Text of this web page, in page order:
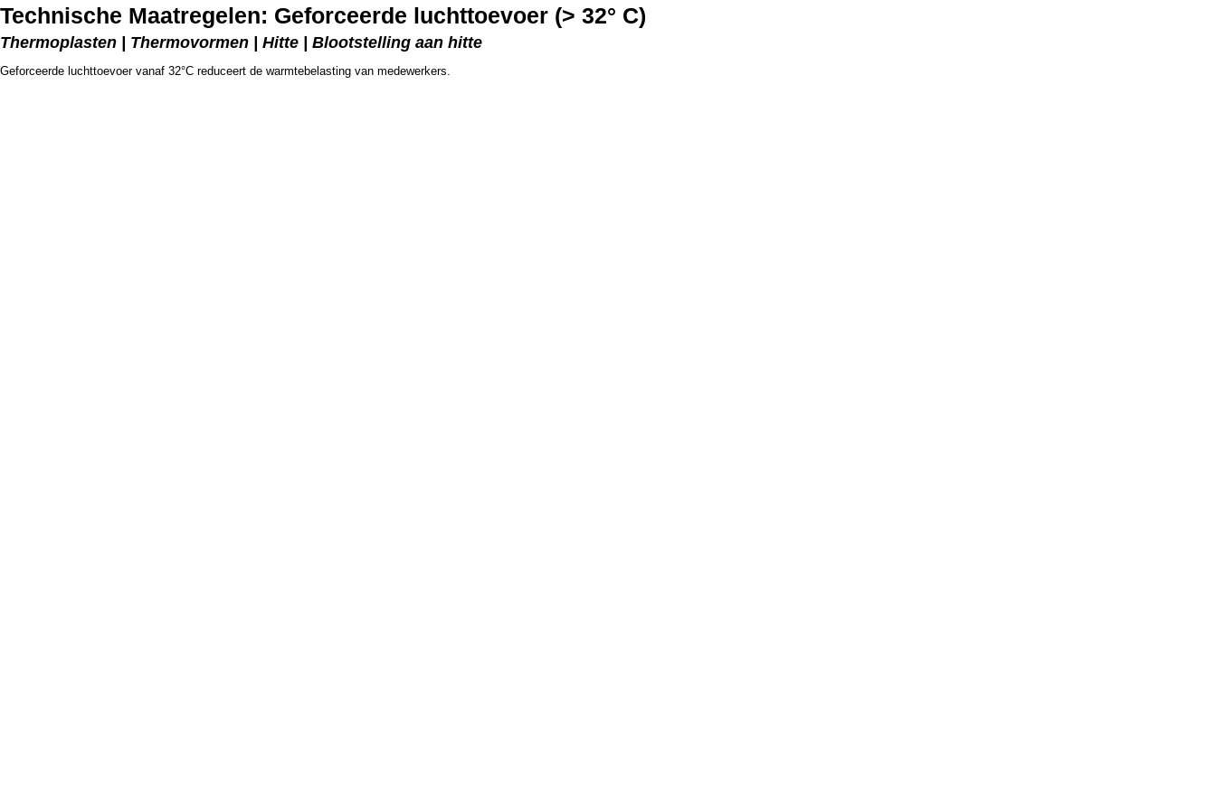
Technische Maatregelen: Geforceerde luchttoevoer (> 32° C)
Thermoplasten | Thermovormen | Hitte | Blootstelling aan hitte
Geforceerde luchttoevoer vanaf 32°C reduceert de warmtebelasting van medewerkers.